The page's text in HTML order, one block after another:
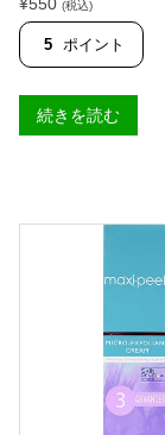
¥550 (税込)
5 ポイント
続きを読む